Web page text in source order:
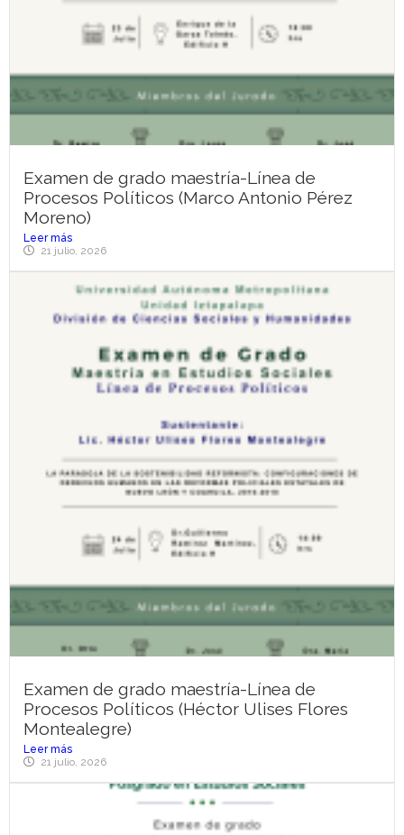
Examen de grado maestría-Línea de
Procesos Políticos (Marco Antonio Pérez
Moreno)
Leer más
21 julio, 2026
Examen de grado maestría-Línea de
Procesos Políticos (Héctor Ulises Flores
Montealegre)
Leer más
21 julio, 2026